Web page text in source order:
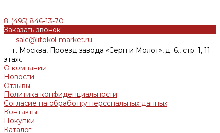
8 (495) 846-13-70
Заказать звонок
sale@litokol-market.ru
г. Москва, Проезд завода «Серп и Молот», д. 6., стр. 1, 11
этаж.
О компании
Новости
Отзывы
Политика конфиденциальности
Согласие на обработку персональных данныx
Контакты
Покупки
Каталог